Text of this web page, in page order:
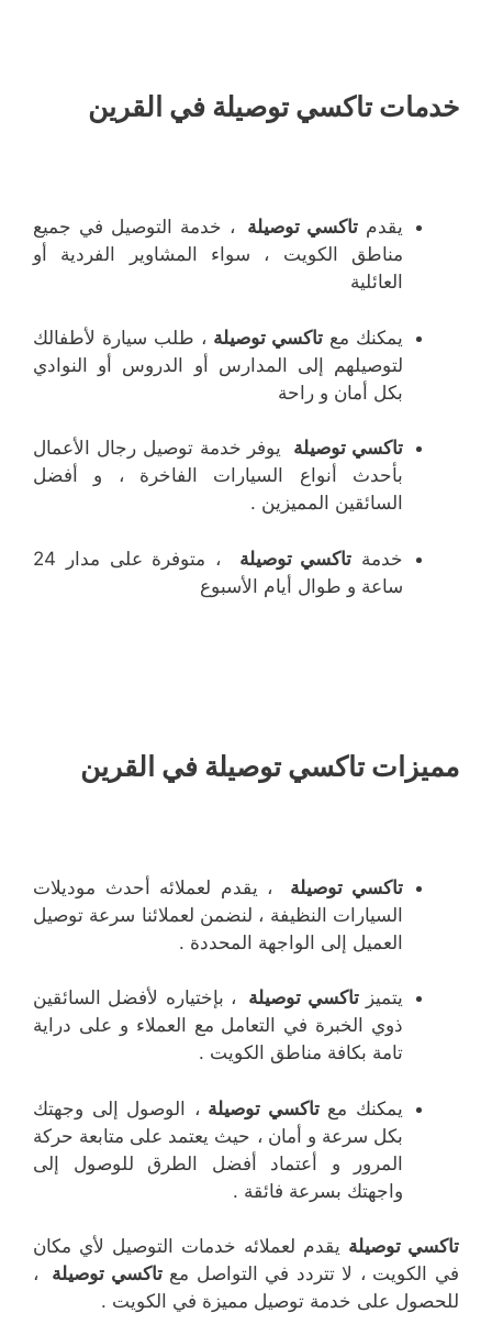
خدمات تاكسي توصيلة في القرين
يقدم تاكسي توصيلة ، خدمة التوصيل في جميع
مناطق الكويت ، سواء المشاوير الفردية أو
العائلية
يمكنك مع تاكسي توصيلة ، طلب سيارة لأطفالك
لتوصيلهم إلى المدارس أو الدروس أو النوادي
بكل أمان و راحة
تاكسي توصيلة
يوفر خدمة توصيل رجال الأعمال
بأحدث أنواع السيارات الفاخرة ، و أفضل
السائقين المميزين .
خدمة تاكسي توصيلة
، متوفرة على مدار 24
ساعة و طوال أيام الأسبوع
مميزات تاكسي توصيلة في القرين
تاكسي توصيلة
، يقدم لعملائه أحدث موديلات
السيارات النظيفة ، لنضمن لعملائنا سرعة توصيل
العميل إلى الواجهة المحددة .
يتميزتاكسي توصيلة
، بإختياره لأفضل السائقين
ذوي الخبرة في التعامل مع العملاء و على دراية
تامة بكافة مناطق الكويت .
يمكنك معتاكسي توصيلة ، الوصول إلى وجهتك
بكل سرعة و أمان ، حيث يعتمد على متابعة حركة
المرور و أعتماد أفضل الطرق للوصول إلى
واجهتك بسرعة فائقة .
تاكسي توصيلة يقدم لعملائه خدمات التوصيل لأي مكان
في الكويت ، لا تتردد في التواصل معتاكسي توصيلة
،
للحصول على خدمة توصيل مميزة في الكويت .